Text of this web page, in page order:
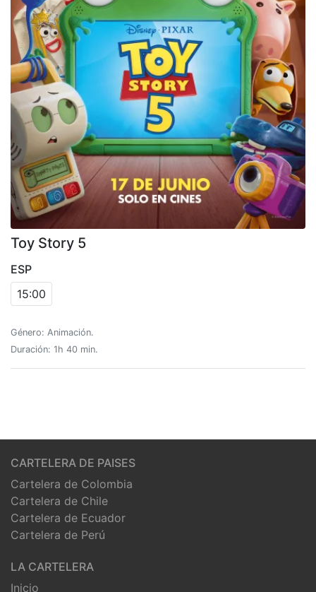
Toy Story 5
ESP
15:00
Género: Animación.
Duración: 1h 40 min.
CARTELERA DE PAISES
Cartelera de Colombia
Cartelera de Chile
Cartelera de Ecuador
Cartelera de Perú
LA CARTELERA
Inicio